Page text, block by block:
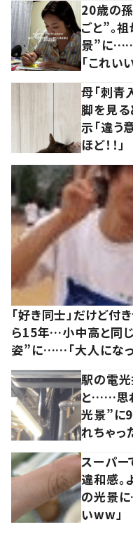
20歳の
ごと”。
景”に……
「これい
母「刺青
脚を見
示「違う
ほど！！」
「好き同士」だけど付
ら15年…小中高と同
姿”に……「大人になっ
駅の電
と……思
光景”に
れちゃっ
スーパー
違和感。
の光景に
いww」